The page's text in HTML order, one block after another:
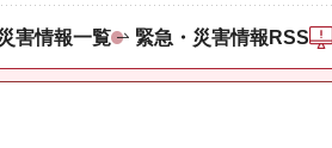
害情報一覧 緊急・災害情報RSS